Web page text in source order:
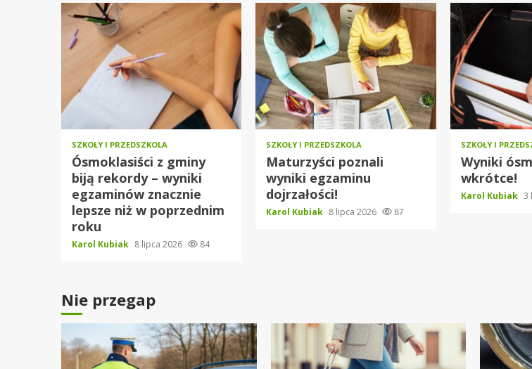
SZKOŁY I PRZEDSZKOLA
Ósmoklasiści z gminy
biją rekordy – wyniki
egzaminów znacznie
lepsze niż w poprzednim
roku
Karol Kubiak 8 lipca 2026 84
SZKOŁY I PRZEDSZKOLA
Maturzyści poznali
wyniki egzaminu
dojrzałości!
Karol Kubiak 8 lipca 2026 87
SZKOŁY I
Wyniki
wkrótce!
Karol Kubiak 3
Nie przegap